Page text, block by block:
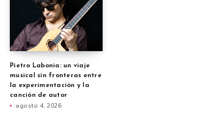
Pietro Labonia: un viaje
musical sin fronteras entre
la experimentación y la
canción de autor
agosto 4, 2026